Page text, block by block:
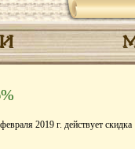
2019 г. действует